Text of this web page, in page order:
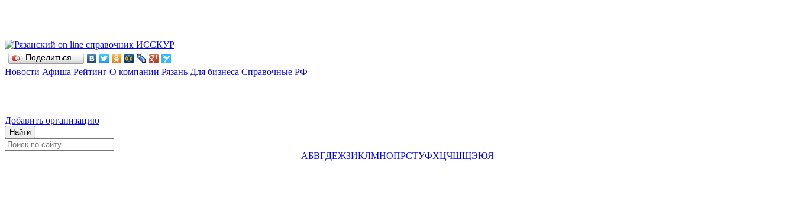
Поделиться…
Новости Афиша Рейтинг О компании Рязань Для бизнеса Справочные РФ
Добавить организацию
АБВГДЕЖЗИКЛМНОПРСТУФХЦЧШЩЭЮЯ